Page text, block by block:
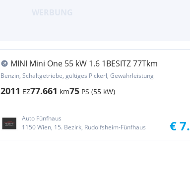
MINI Mini One 55 kW 1.6 1BESITZ 77Tkm
Benzin, Schaltgetriebe, gültiges Pickerl, Gewährleistung
2011 EZ77.661 km75 PS (55 kW)
Auto Fünfhaus
1150 Wien, 15. Bezirk, Rudolfsheim-Fünfhaus
€